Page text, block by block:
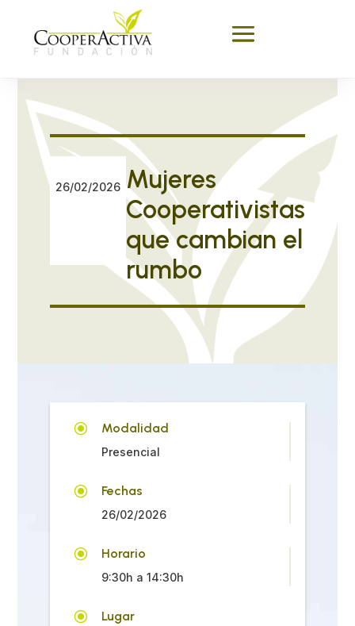
26/02/2026 Mujeres
Cooperativistas
que cambian el
rumbo
\ Modalidad
Presencial
\ Fechas
26/02/2026
\ Horario
9:30h a 14:30h
\ Lugar